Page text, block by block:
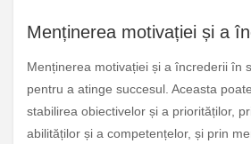
Menținerea motivației și a
Menținerea motivației și a încrederii în
pentru a atinge succesul. Aceasta
stabilirea obiectivelor și a priorităților,
abilităților și a competențelor, și prin